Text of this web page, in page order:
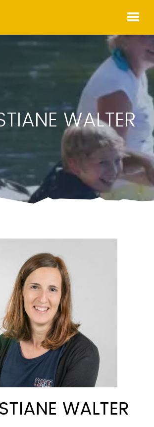
WALTER
WALTER